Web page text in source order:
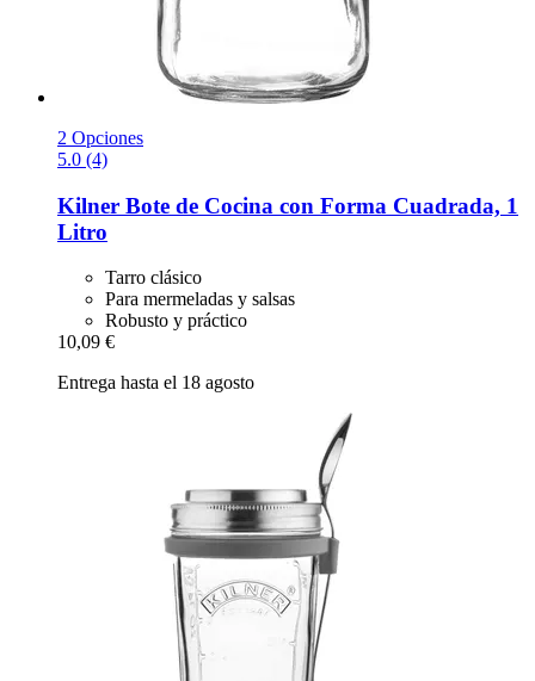
2 Opciones
5.0 (4)
Kilner Bote de Cocina con Forma Cuadrada, 1
Litro
Tarro clásico
Para mermeladas y salsas
Robusto y práctico
10,09 €
Entrega hasta el 18 agosto